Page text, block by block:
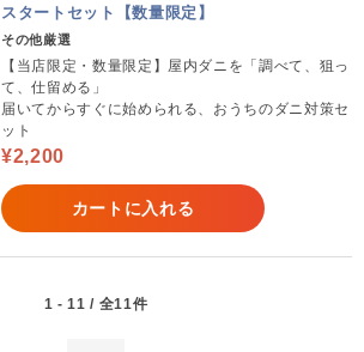
スタートセット【数量限定】
その他厳選
【当店限定・数量限定】屋内ダニを「調べて、狙っ
て、仕留める」
届いてからすぐに始められる、おうちのダニ対策セ
ット
¥2,200
カートに入れる
1 - 11 / 全11件